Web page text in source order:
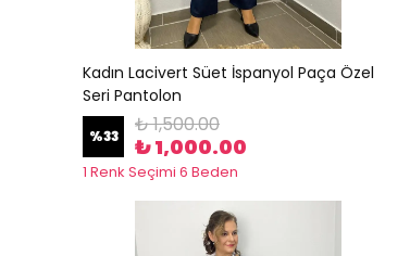
Kadın Lacivert Süet İspanyol Paça Özel
Seri Pantolon
%33 ₺ 1,500.00
₺ 1,000.00
1 Renk Seçimi 6 Beden